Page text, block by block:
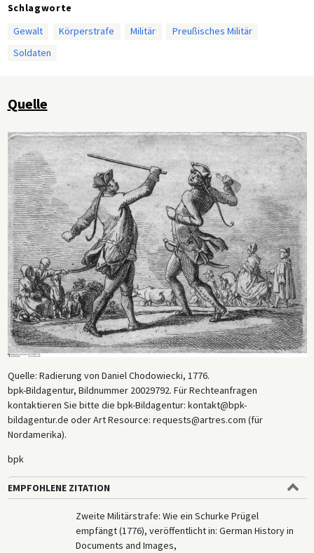
Schlagworte
Gewalt
Körperstrafe Militär
Preußisches Militär
Soldaten
Quelle
Quelle: Radierung von Daniel Chodowiecki, 1776.
bpk-Bildagentur, Bildnummer 20029792. Für Rechteanfragen
kontaktieren Sie bitte die bpk-Bildagentur: kontakt@bpk-
bildagentur.de oder Art Resource: requests@artres.com (für
Nordamerika).
bpk
EMPFOHLENE ZITATION
Zweite Militärstrafe: Wie ein Schurke Prügel
empfängt (1776), veröffentlicht in: German History in
Documents and Images,